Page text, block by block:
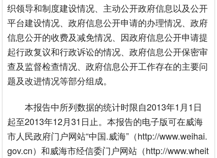
织领导和制度建设情况、主动公开政府信息以及公开
平台建设情况、政府信息公开申请的办理情况、政府
信息公开的收费及减免情况、因政府信息公开申请提
起行政复议和行政诉讼的情况、政府信息公开保密审
查及监督检查情况、政府信息公开工作存在的主要问
题及改进情况等部分组成。
本报告中所列数据的统计时限自2013年1月1日
起至2013年12月31日止。本报告的电子版可在威海
市人民政府门户网站“中国.威海”（http://www.weihai.
gov.cn）和威海市经信委门户网站（http://www.wheit